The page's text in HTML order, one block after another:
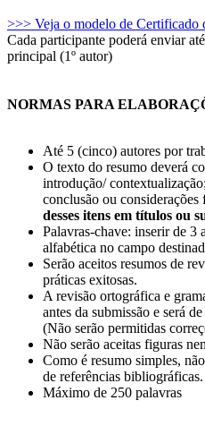
>>> Veja o modelo de Certificado
Cada participante poderá enviar
principal (1º autor)
NORMAS PARA
Até 5 (cinco) autores por
O texto do resumo deverá
introdução/
conclusão ou considerações
desses itens em títulos ou
Palavras-chave: inserir de 3
alfabética no campo
Serão aceitos resumos de
práticas exitosas.
A revisão ortográfica e
antes da submissão e será
(Não serão permitidas
Não serão aceitas figuras
Como é resumo simples,
de referências bibliográficas.
Máximo de 250 palavras